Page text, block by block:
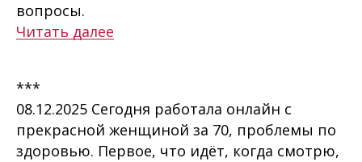
вопросы.
Читать далее
***
08.12.2025 Сегодня работала онлайн с
прекрасной женщиной за 70, проблемы по
здоровью. Первое, что идёт, когда смотрю,